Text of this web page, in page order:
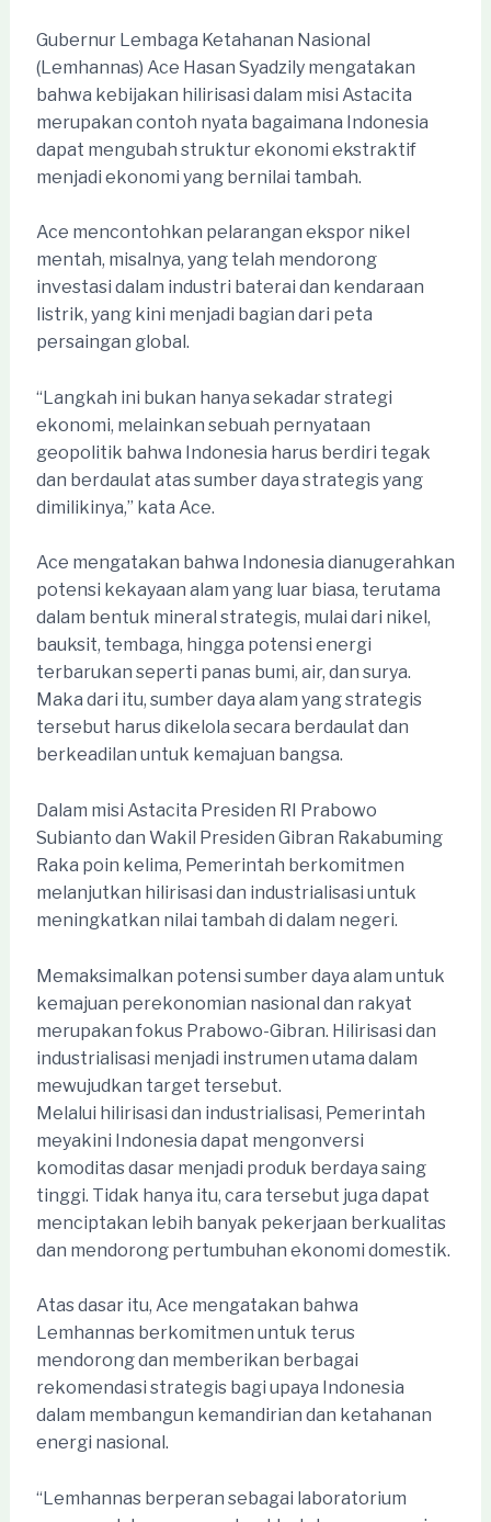
Gubernur Lembaga Ketahanan Nasional
(Lemhannas) Ace Hasan Syadzily mengatakan
bahwa kebijakan hilirisasi dalam misi Astacita
merupakan contoh nyata bagaimana Indonesia
dapat mengubah struktur ekonomi ekstraktif
menjadi ekonomi yang bernilai tambah.
Ace mencontohkan pelarangan ekspor nikel
mentah, misalnya, yang telah mendorong
investasi dalam industri baterai dan kendaraan
listrik, yang kini menjadi bagian dari peta
persaingan global.
“Langkah ini bukan hanya sekadar strategi
ekonomi, melainkan sebuah pernyataan
geopolitik bahwa Indonesia harus berdiri tegak
dan berdaulat atas sumber daya strategis yang
dimilikinya,” kata Ace.
Ace mengatakan bahwa Indonesia dianugerahkan
potensi kekayaan alam yang luar biasa, terutama
dalam bentuk mineral strategis, mulai dari nikel,
bauksit, tembaga, hingga potensi energi
terbarukan seperti panas bumi, air, dan surya.
Maka dari itu, sumber daya alam yang strategis
tersebut harus dikelola secara berdaulat dan
berkeadilan untuk kemajuan bangsa.
Dalam misi Astacita Presiden RI Prabowo
Subianto dan Wakil Presiden Gibran Rakabuming
Raka poin kelima, Pemerintah berkomitmen
melanjutkan hilirisasi dan industrialisasi untuk
meningkatkan nilai tambah di dalam negeri.
Memaksimalkan potensi sumber daya alam untuk
kemajuan perekonomian nasional dan rakyat
merupakan fokus Prabowo-Gibran. Hilirisasi dan
industrialisasi menjadi instrumen utama dalam
mewujudkan target tersebut.
Melalui hilirisasi dan industrialisasi, Pemerintah
meyakini Indonesia dapat mengonversi
komoditas dasar menjadi produk berdaya saing
tinggi. Tidak hanya itu, cara tersebut juga dapat
menciptakan lebih banyak pekerjaan berkualitas
dan mendorong pertumbuhan ekonomi domestik.
Atas dasar itu, Ace mengatakan bahwa
Lemhannas berkomitmen untuk terus
mendorong dan memberikan berbagai
rekomendasi strategis bagi upaya Indonesia
dalam membangun kemandirian dan ketahanan
energi nasional.
“Lemhannas berperan sebagai laboratorium